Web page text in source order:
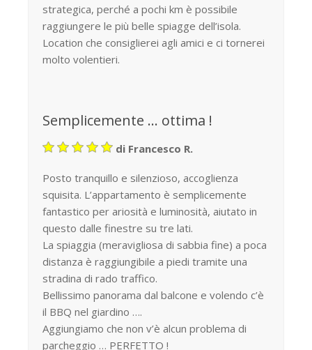
strategica, perché a pochi km è possibile
raggiungere le più belle spiagge dell’isola.
Location che consiglierei agli amici e ci tornerei
molto volentieri.
Semplicemente … ottima !
di Francesco R.
Posto tranquillo e silenzioso, accoglienza
squisita. L’appartamento è semplicemente
fantastico per ariosità e luminosità, aiutato in
questo dalle finestre su tre lati.
La spiaggia (meravigliosa di sabbia fine) a poca
distanza è raggiungibile a piedi tramite una
stradina di rado traffico.
Bellissimo panorama dal balcone e volendo c’è
il BBQ nel giardino ….
Aggiungiamo che non v’è alcun problema di
parcheggio … PERFETTO !